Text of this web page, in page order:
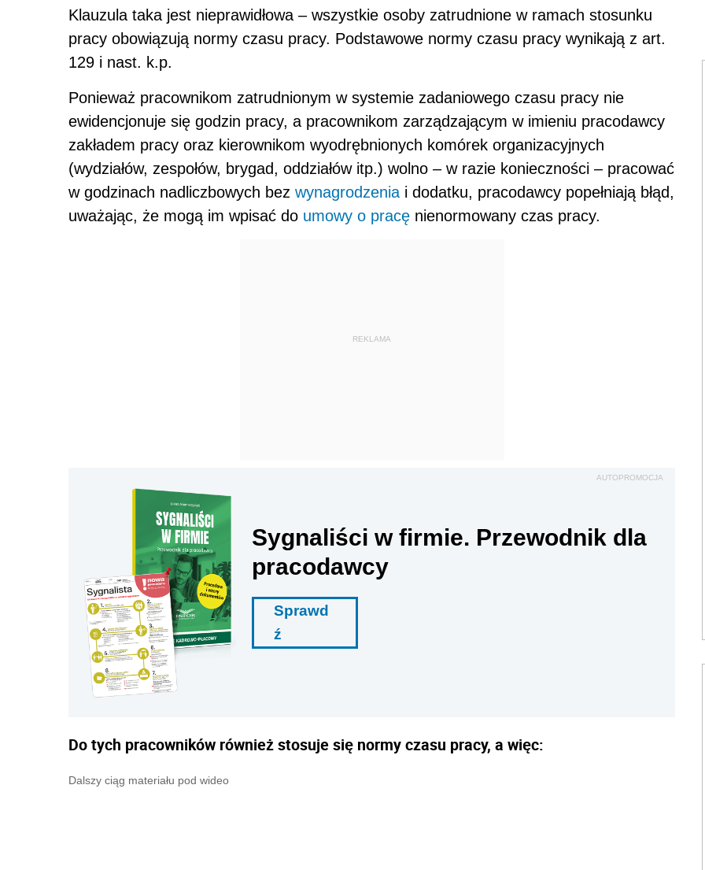
Klauzula taka jest nieprawidłowa – wszystkie osoby zatrudnione w ramach stosunku
pracy obowiązują normy czasu pracy. Podstawowe normy czasu pracy wynikają z art.
129 i nast. k.p.
Ponieważ pracownikom zatrudnionym w systemie zadaniowego czasu pracy nie
ewidencjonuje się godzin pracy, a pracownikom zarządzającym w imieniu pracodawcy
zakładem pracy oraz kierownikom wyodrębnionych komórek organizacyjnych
(wydziałów, zespołów, brygad, oddziałów itp.) wolno – w razie konieczności – pracować
w godzinach nadliczbowych bez wynagrodzenia i dodatku, pracodawcy popełniają błąd,
uważając, że mogą im wpisać do umowy o pracę nienormowany czas pracy.
REKLAMA
AUTOPROMOCJA
Sygnaliści w firmie. Przewodnik dla
pracodawcy
Sprawd
ź
Do tych pracowników również stosuje się normy czasu pracy, a więc:
Dalszy ciąg materiału pod wideo